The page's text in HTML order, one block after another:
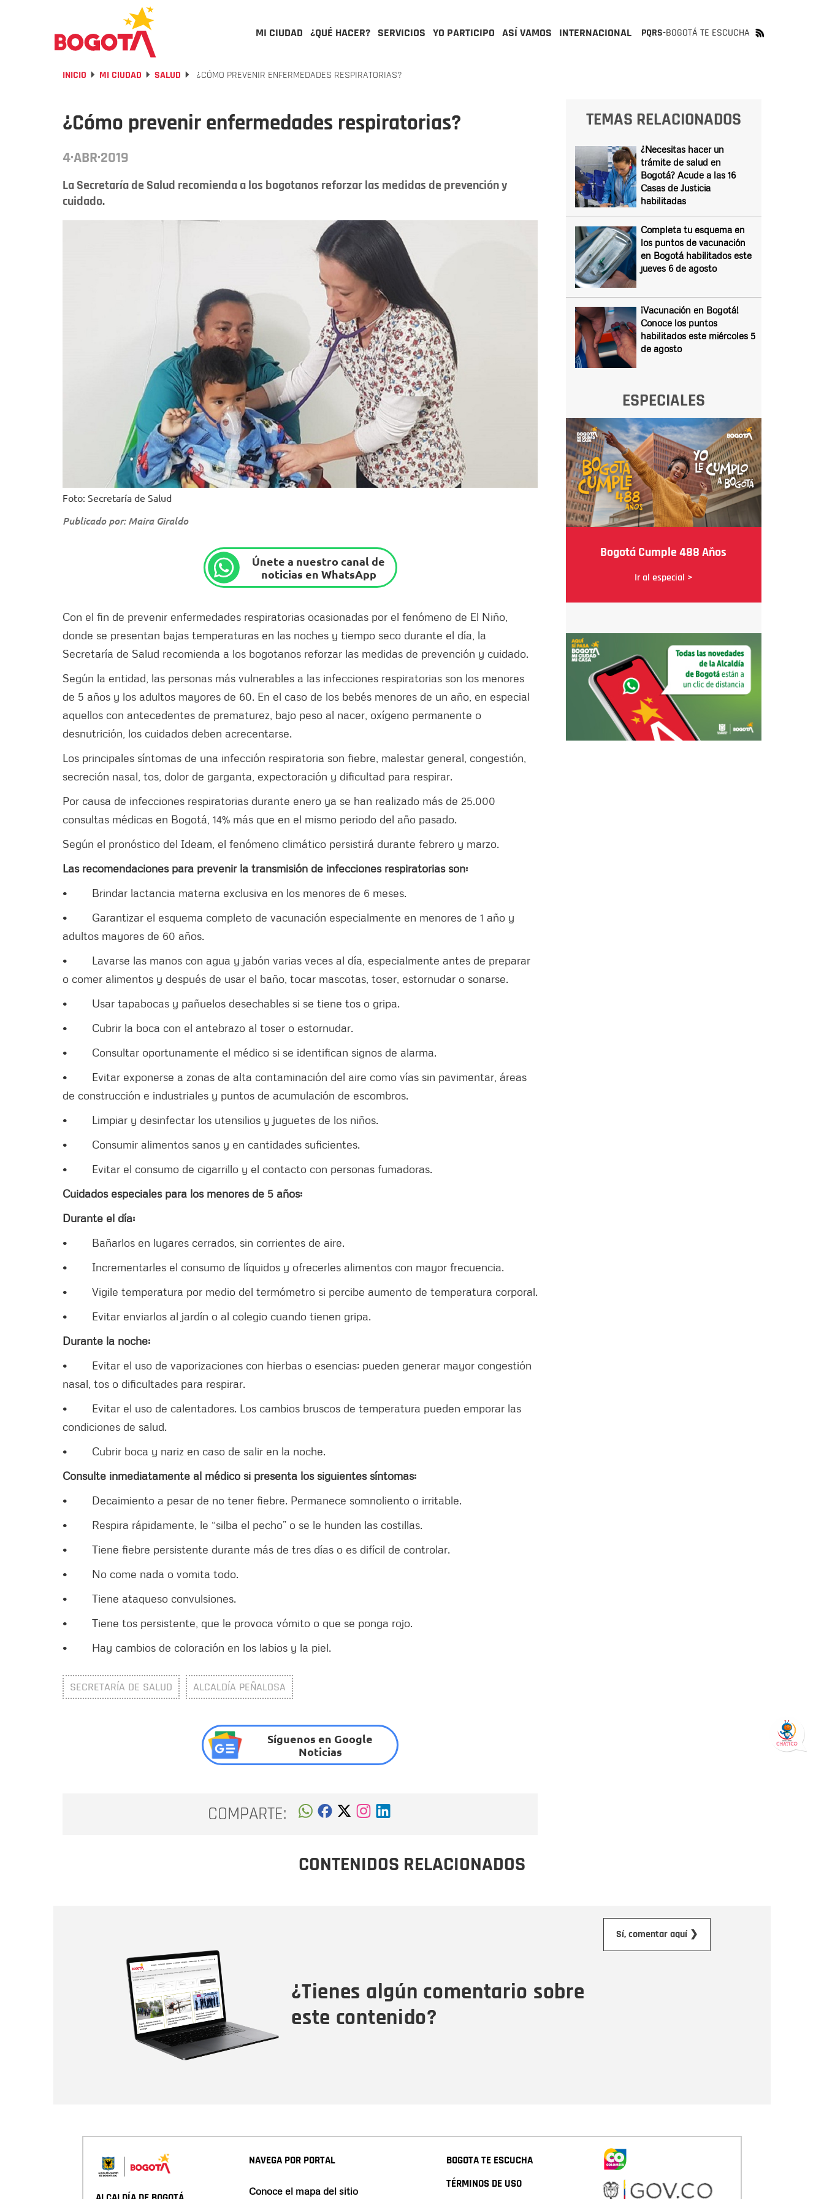
MI CIUDAD ¿QUÉ HACER? SERVICIOS YO PARTICIPO ASÍ VAMOS INTERNACIONAL PQRS-BOGOTÁ TE ESCUCHA
INICIO MI CIUDAD SALUD ¿CÓMO PREVENIR ENFERMEDADES RESPIRATORIAS?
¿Cómo prevenir enfermedades respiratorias?
4·ABR·2019
La Secretaría de Salud recomienda a los bogotanos reforzar las medidas de prevención y
cuidado.
Foto: Secretaría de Salud
Publicado por: Maira Giraldo
Únete a nuestro canal de
noticias en WhatsApp
Con el fin de prevenir enfermedades respiratorias ocasionadas por el fenómeno de El Niño,
donde se presentan bajas temperaturas en las noches y tiempo seco durante el día, la
Secretaría de Salud recomienda a los bogotanos reforzar las medidas de prevención y cuidado.
Según la entidad, las personas más vulnerables a las infecciones respiratorias son los menores
de 5 años y los adultos mayores de 60. En el caso de los bebés menores de un año, en especial
aquellos con antecedentes de prematurez, bajo peso al nacer, oxígeno permanente o
desnutrición, los cuidados deben acrecentarse.
Los principales síntomas de una infección respiratoria son fiebre, malestar general, congestión,
secreción nasal, tos, dolor de garganta, expectoración y dificultad para respirar.
Por causa de infecciones respiratorias durante enero ya se han realizado más de 25.000
consultas médicas en Bogotá, 14% más que en el mismo periodo del año pasado.
Según el pronóstico del Ideam, el fenómeno climático persistirá durante febrero y marzo.
Las recomendaciones para prevenir la transmisión de infecciones respiratorias son:
• Brindar lactancia materna exclusiva en los menores de 6 meses.
• Garantizar el esquema completo de vacunación especialmente en menores de 1 año y
adultos mayores de 60 años.
• Lavarse las manos con agua y jabón varias veces al día, especialmente antes de preparar
o comer alimentos y después de usar el baño, tocar mascotas, toser, estornudar o sonarse.
• Usar tapabocas y pañuelos desechables si se tiene tos o gripa.
• Cubrir la boca con el antebrazo al toser o estornudar.
• Consultar oportunamente el médico si se identifican signos de alarma.
• Evitar exponerse a zonas de alta contaminación del aire como vías sin pavimentar, áreas
de construcción e industriales y puntos de acumulación de escombros.
• Limpiar y desinfectar los utensilios y juguetes de los niños.
• Consumir alimentos sanos y en cantidades suficientes.
• Evitar el consumo de cigarrillo y el contacto con personas fumadoras.
Cuidados especiales para los menores de 5 años:
Durante el día:
• Bañarlos en lugares cerrados, sin corrientes de aire.
• Incrementarles el consumo de líquidos y ofrecerles alimentos con mayor frecuencia.
• Vigile temperatura por medio del termómetro si percibe aumento de temperatura corporal.
• Evitar enviarlos al jardín o al colegio cuando tienen gripa.
Durante la noche:
• Evitar el uso de vaporizaciones con hierbas o esencias; pueden generar mayor congestión
nasal, tos o dificultades para respirar.
• Evitar el uso de calentadores. Los cambios bruscos de temperatura pueden emporar las
condiciones de salud.
• Cubrir boca y nariz en caso de salir en la noche.
Consulte inmediatamente al médico si presenta los siguientes síntomas:
• Decaimiento a pesar de no tener fiebre. Permanece somnoliento o irritable.
• Respira rápidamente, le “silba el pecho” o se le hunden las costillas.
• Tiene fiebre persistente durante más de tres días o es difícil de controlar.
• No come nada o vomita todo.
• Tiene ataqueso convulsiones.
• Tiene tos persistente, que le provoca vómito o que se ponga rojo.
• Hay cambios de coloración en los labios y la piel.
SECRETARÍA DE SALUD ALCALDÍA PEÑALOSA
Síguenos en Google
Noticias
COMPARTE:
TEMAS RELACIONADOS
¿Necesitas hacer un
trámite de salud en
Bogotá? Acude a las 16
Casas de Justicia
habilitadas
Completa tu esquema en
los puntos de vacunación
en Bogotá habilitados este
jueves 6 de agosto
¡Vacunación en Bogotá!
Conoce los puntos
habilitados este miércoles 5
de agosto
ESPECIALES
Bogotá Cumple 488 Años
Ir al especial >
CONTENIDOS RELACIONADOS
¿Tienes algún comentario sobre
este contenido?
Sí, comentar aquí ❯
NAVEGA POR PORTAL
Conoce el mapa del sitio
BOGOTA TE ESCUCHA
TÉRMINOS DE USO